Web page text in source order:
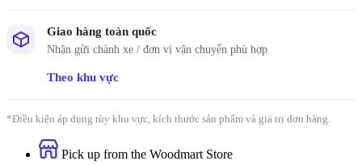
Giao hàng toàn quốc
Nhận gửi chành xe / đơn vị vận chuyển phù hợp
Theo khu vực
*Điều kiện áp dụng tùy khu vực, kích thước sản phẩm và giá trị đơn hàng.
Pick up from the Woodmart Store